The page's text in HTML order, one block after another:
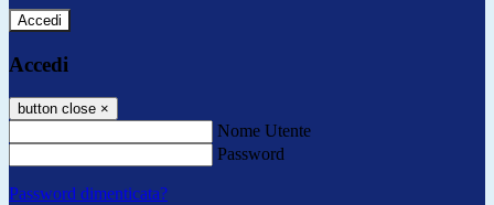
Accedi
Accedi
button close ×
Nome Utente
Password
Password dimenticata?